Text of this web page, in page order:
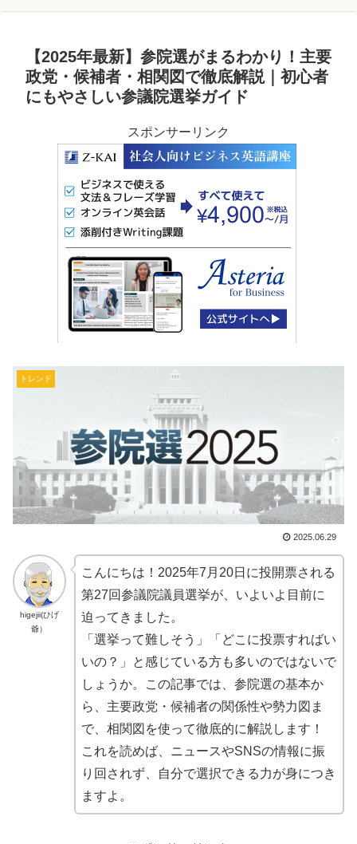
【2025年最新】参院選がまるわかり！主要
政党・候補者・相関図で徹底解説｜初心者
にもやさしい参議院選挙ガイド
スポンサーリンク
トレンド
2025.06.29
higejii(ひげ
爺）
こんにちは！2025年7月20日に投開票される
第27回参議院議員選挙が、いよいよ目前に
迫ってきました。
「選挙って難しそう」「どこに投票すればい
いの？」と感じている方も多いのではないで
しょうか。この記事では、参院選の基本か
ら、主要政党・候補者の関係性や勢力図ま
で、相関図を使って徹底的に解説します！
これを読めば、ニュースやSNSの情報に振
り回されず、自分で選択できる力が身につき
ますよ。